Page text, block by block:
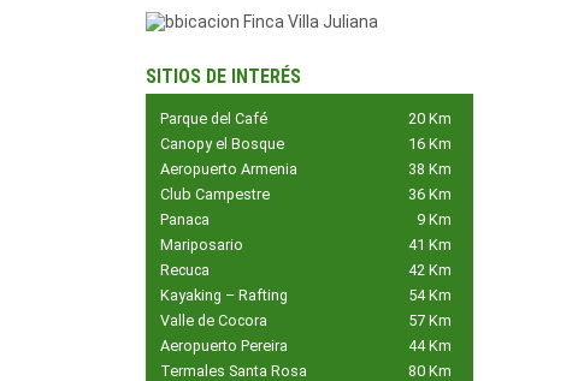
SITIOS DE INTERÉS
Parque del Café
20 Km
Canopy el Bosque
16 Km
Aeropuerto Armenia
38 Km
Club Campestre
36 Km
Panaca
9 Km
Mariposario
41 Km
Recuca
42 Km
Kayaking – Rafting
54 Km
Valle de Cocora
57 Km
Aeropuerto Pereira
44 Km
Termales Santa Rosa
80 Km